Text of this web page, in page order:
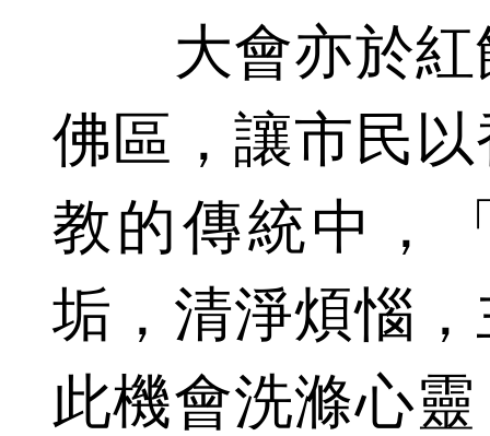
大會亦於紅
佛區，讓市民
教的傳統中，
垢，清淨煩惱
此機會洗滌心